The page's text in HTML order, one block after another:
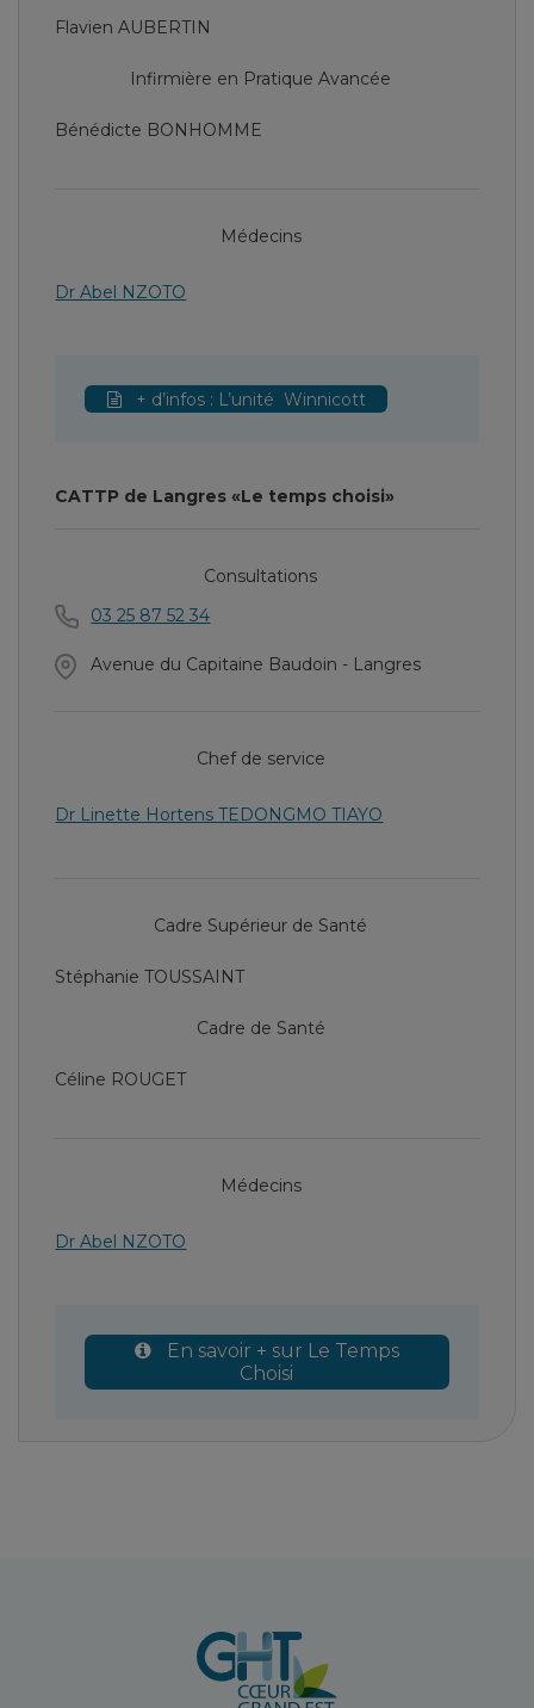
Flavien AUBERTIN
Infirmière en Pratique Avancée
Bénédicte BONHOMME
Médecins
Dr Abel NZOTO
+ d’infos : L’unité Winnicott
CATTP de Langres «Le temps choisi»
Consultations
03 25 87 52 34
Avenue du Capitaine Baudoin - Langres
Chef de service
Dr Linette Hortens TEDONGMO TIAYO
Cadre Supérieur de Santé
Stéphanie TOUSSAINT
Cadre de Santé
Céline ROUGET
Médecins
Dr Abel NZOTO
En savoir + sur Le Temps
Choisi